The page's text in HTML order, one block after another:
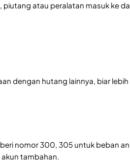
atau peralatan masuk ke
dengan hutang lainnya, biar
nomor 300, 305 untuk beban
tambahan.